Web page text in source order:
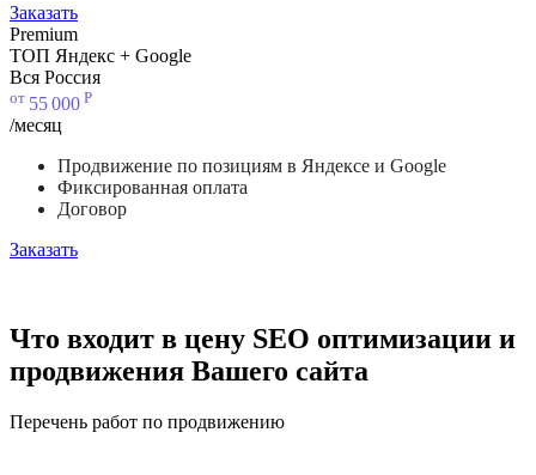
Заказать
Premium
ТОП Яндекс + Google
Вся Россия
от 55000 Р
/месяц
Продвижение по позициям в Яндексе и Google
Фиксированная оплата
Договор
Заказать
Что входит в цену SEO оптимизации и
продвижения Вашего сайта
Перечень работ по продвижению